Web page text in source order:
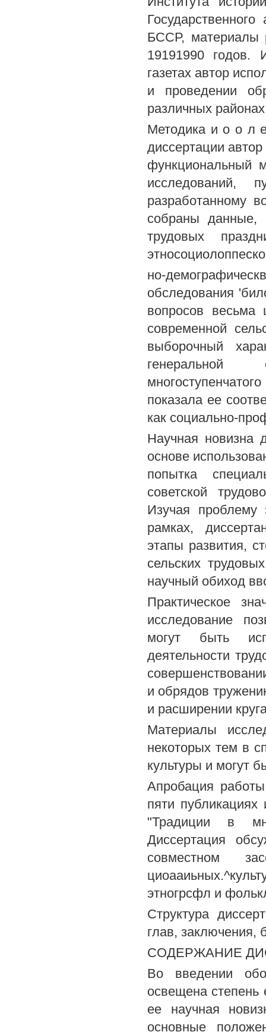
БССР, материалы
19191990 годов.
газетах автор
и проведении
различных
Методика и о о л
диссертации
функциональный
исследований,
разработанному
собраны данные,
трудовых
но-
обследования
вопросов весьма
современной
выборочный
генеральной
показала ее
как социально-
Научная новизна
основе
попытка
советской
Изучая проблему
рамках,
этапы развития,
сельских
научный обиход
Практическое
исследование
могут быть
деятельности
и обрядов
и расширении
Материалы
некоторых тем в
культуры и могут
Апробация
пяти
"Традиции в
Диссертация
совместном
этногрсфл и
Структура
глав, заключения,
СОДЕРЖАНИЕ
Во введении
освещена степень
ее научная
основные